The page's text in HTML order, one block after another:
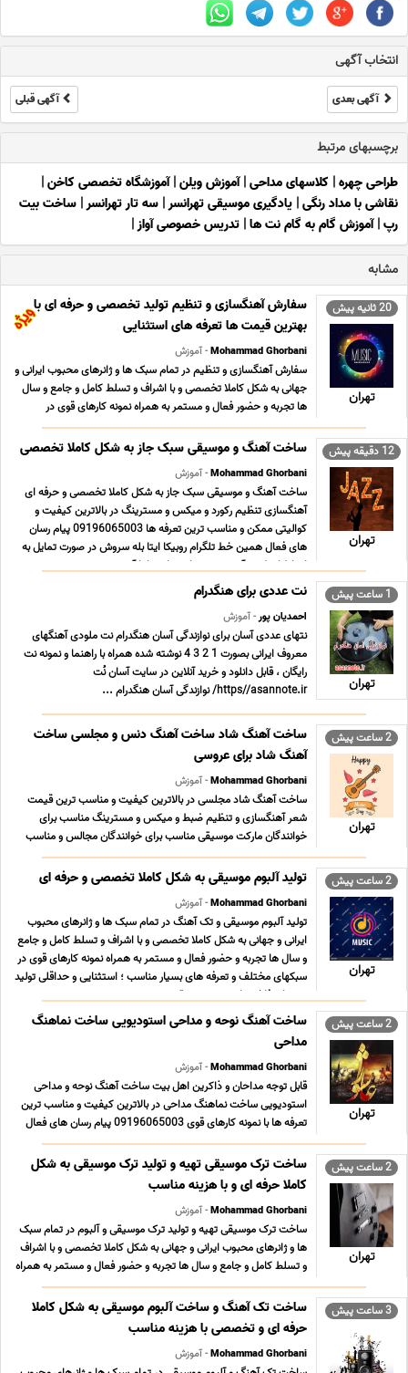
انتخاب آگهی
آگهی بعدی آگهی قبلی
برچسبهای مرتبط
طراحی چهره| کلاسهای مداحی|آموزش ویلن|آموزشگاه تخصصی کاخن|
نقاشی با مداد رنگی| یادگیری موسیقی تهرانسر| سه تار تهرانسر| ساخت بیت
رپ|آموزش گام به گام نت ها| تدریس خصوصی آواز|
مشابه
20 ثانیه پیش
تهران
سفارش آهنگسازی و تنظیم تولید تخصصی و حرفه ای با
بهترین قیمت ها تعرفه های استثنایی
Mohammad Ghorbani- آموزش
سفارش آهنگسازی و تنظیم در تمام سبک ها و ژانرهای محبوب ایرانی و
جهانی به شکل کاملا تخصصی و با اشراف و تسلط کامل و جامع و سال
ها تجربه و حضور فعال و مستمر به همراه نمونه کارهای قوی در
سبکهای مختلف و تعرفه های بسیار مناسب ؛ استثنایی و حداقلی تولید
محتوای فاخر و ارزشمند موسیقی کلیه ... ...
12 دقیقه پیش
تهران
ساخت آهنگ و موسیقی سبک جاز به شکل کاملا تخصصی
Mohammad Ghorbani- آموزش
ساخت آهنگ و موسیقی سبک جاز به شکل کاملا تخصصی و حرفه ای
آهنگسازی تنظیم رکورد و میکس و مسترینگ در بالاترین کیفیت و
کوالیتی ممکن و مناسب ترین تعرفه ها 09196065003 پیام رسان
های فعال همین خط تلگرام روبیکا ایتا بله سروش در صورت تمایل به
ارتباط از طریق آیدی همه پیام رسان ها با آیدی ... ...
1 ساعت پیش
تهران
نت عددی برای هنگدرام
احمدیان پور- آموزش
نتهای عددی آسان برای نوازندگی آسان هنگدرام نت ملودی آهنگهای
معروف ایرانی بصورت 1 2 3 4 نوشته شده همراه با راهنما و نمونه نت
رایگان ، قابل دانلود و خرید آنلاین در سایت آسان نُت
https//asannote.ir/ نوازندگی آسان هنگدرام ...
2 ساعت پیش
تهران
ساخت آهنگ شاد ساخت آهنگ دنس و مجلسی ساخت
آهنگ شاد برای عروسی
Mohammad Ghorbani- آموزش
ساخت آهنگ شاد مجلسی در بالاترین کیفیت و مناسب ترین قیمت
شعر آهنگسازی و تنظیم ضبط و میکس و مسترینگ مناسب برای
خوانندگان مارکت موسیقی مناسب برای خوانندگان مجالس و مناسب
برای خواندن عروس و داماد برای هم در مراسم عروسی
09196065003 پیام رسان های فعال همین خط تلگرام روبیکا ایتا بل
2 ساعت پیش
تهران
تولید آلبوم موسیقی به شکل کاملا تخصصی و حرفه ای
Mohammad Ghorbani- آموزش
تولید آلبوم موسیقی و تک آهنگ در تمام سبک ها و ژانرهای محبوب
ایرانی و جهانی به شکل کاملا تخصصی و با اشراف و تسلط کامل و جامع
و سال ها تجربه و حضور فعال و مستمر به همراه نمونه کارهای قوی در
سبکهای مختلف و تعرفه های بسیار مناسب ؛ استثنایی و حداقلی تولید
محتوای فاخر و ارزشمند موسیقی ... ...
2 ساعت پیش
تهران
ساخت آهنگ نوحه و مداحی استودیویی ساخت نماهنگ
مداحی
Mohammad Ghorbani- آموزش
قابل توجه مداحان و ذاکرین اهل بیت ساخت آهنگ نوحه و مداحی
استودیویی ساخت نماهنگ مداحی در بالاترین کیفیت و مناسب ترین
تعرفه ها با نمونه کارهای قوی 09196065003 پیام رسان های فعال
همین خط تلگرام روبیکا ایتا بله سروش در صورت تمایل به ارتباط از
طریق آیدی همه پیام رسان ها با آیدی Mgh ... ...
2 ساعت پیش
تهران
ساخت ترک موسیقی تهیه و تولید ترک موسیقی به شکل
کاملا حرفه ای و با هزینه مناسب
Mohammad Ghorbani- آموزش
ساخت ترک موسیقی تهیه و تولید ترک موسیقی و آلبوم در تمام سبک
ها و ژانرهای محبوب ایرانی و جهانی به شکل کاملا تخصصی و با اشراف
و تسلط کامل و جامع و سال ها تجربه و حضور فعال و مستمر به همراه
نمونه کارهای قوی در سبکهای مختلف و تعرفه های بسیار مناسب ؛
استثنایی و حداقلی تولید محتوای فاخ ... ...
3 ساعت پیش
ساخت تک آهنگ و ساخت آلبوم موسیقی به شکل کاملا
حرفه ای و تخصصی با هزینه مناسب
Mohammad Ghorbani- آموزش